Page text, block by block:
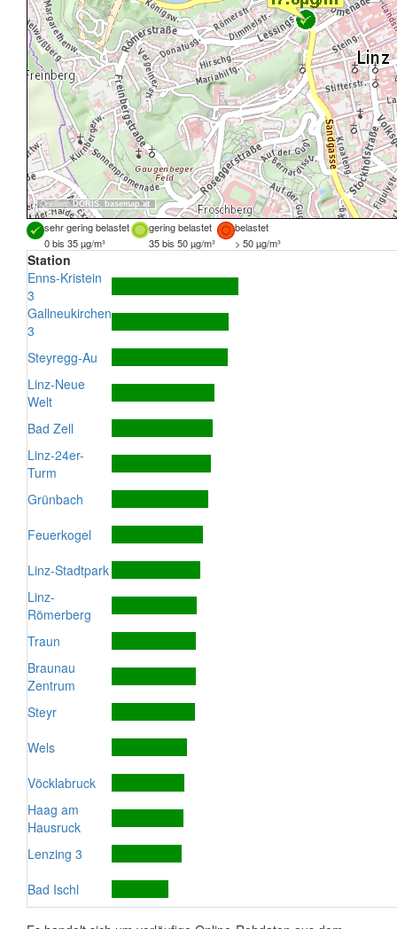
Quellen:DORIS, basemap.at
sehr gering belastet gering belastet
belastet
0 bis 35 µg/m³
35 bis 50 µg/m³ > 50 µg/m³
Station
Enns-Kristein
3
Gallneukirchen
3
Steyregg-Au
Linz-Neue
Welt
Bad Zell
Linz-24er-
Turm
Grünbach
Feuerkogel
Linz-Stadtpark
Linz-
Römerberg
Traun
Braunau
Zentrum
Steyr
Wels
Vöcklabruck
Haag am
Hausruck
Lenzing 3
Bad Ischl